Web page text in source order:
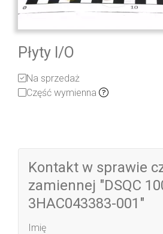
Płyty I/O
Na sprzedaż
Część wymienna
Kontakt w sprawie
zamiennej "DSQC
3HAC043383-001"
Imię